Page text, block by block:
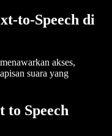
to-Speech di
akses,
suara yang
to Speech